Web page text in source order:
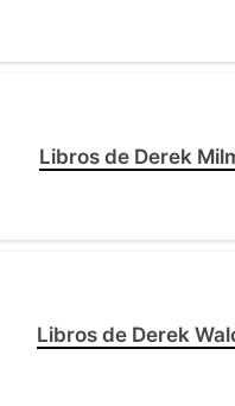
Libros de Derek
Libros de Derek